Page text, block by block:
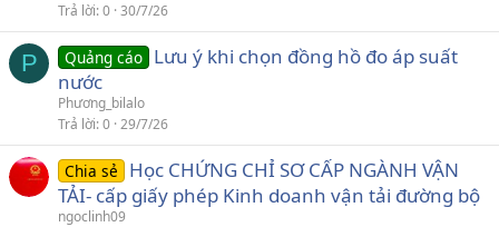
Trả lời 0 30/7/26
P Quảng cáo Lưu ý khi chọn đồng hồ đo áp suất
nước
Phương_bilalo
Trả lời 0 29/7/26
Chia sẻ
Học CHỨNG CHỈ SƠ CẤP NGÀNH VẬN
TẢI- cấp giấy phép Kinh doanh vận tải đường bộ
ngoclinh09